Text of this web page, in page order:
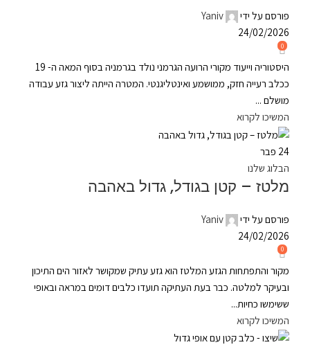
פורסם על ידי
Yaniv
24/02/2026
0
היסטוריה וייעוד מקורי הרועה הגרמני נולד בגרמניה בסוף המאה ה- 19
ככלב רעייה חזק, ממושמע ואינטליגנטי. המטרה הייתה ליצור גזע עבודה
מושלם ...
המשיכו לקרוא
24 פבר
הבלוג שלנו
מלטז – קטן בגודל, גדול באהבה
פורסם על ידי
Yaniv
24/02/2026
0
מקור והתפתחות הגזע המלטז הוא גזע עתיק שמקושר לאזור הים התיכון
ובעיקר למלטה. כבר בעת העתיקה תועדו כלבים דומים במראה ובאופי
ששימשו כחיות...
המשיכו לקרוא